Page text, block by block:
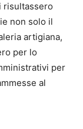
risultassero
non solo il
artigiana,
per lo
per
al